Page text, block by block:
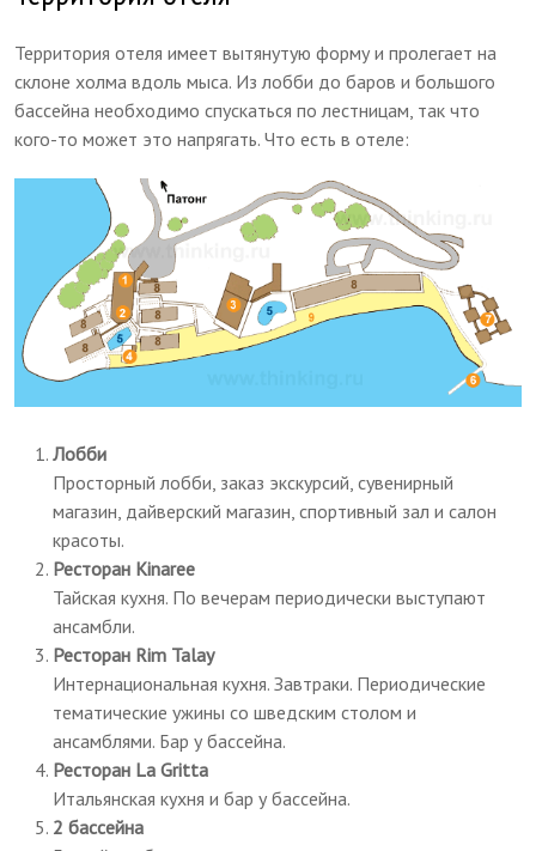
Территория отеля имеет вытянутую форму и пролегает на
склоне холма вдоль мыса. Из лобби до баров и большого
бассейна необходимо спускаться по лестницам, так что
кого-то может это напрягать. Что есть в отеле:
Лобби
Просторный лобби, заказ экскурсий, сувенирный
магазин, дайверский магазин, спортивный зал и салон
красоты.
Ресторан Kinaree
Тайская кухня. По вечерам периодически выступают
ансамбли.
Ресторан Rim Talay
Интернациональная кухня. Завтраки. Периодические
тематические ужины со шведским столом и
ансамблями. Бар у бассейна.
Ресторан La Gritta
Итальянская кухня и бар у бассейна.
2 бассейна